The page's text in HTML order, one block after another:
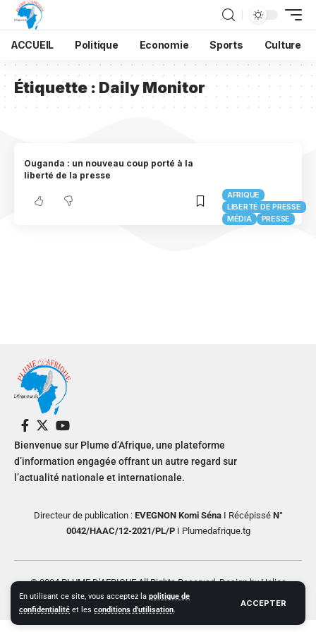
En utilisant ce site, vous acceptez la politique de
confidentialité et les conditions d'utilisation.
ACCEPTER
ACCUEIL Politique Economie Sports Culture
Étiquette : Daily Monitor
AFRIQUE
LIBERTÉ DE PRESSE
MÉDIA
PRESSE
Ouganda : un nouveau coup porté à la
liberté de la presse
Bienvenue sur Plume d’Afrique, une plateforme
d’information engagée offrant un autre regard sur
l’actualité nationale et internationale.
Directeur de publication : EVEGNON Komi SénaI RécépisséN°
0042/HAAC/12-2021/PL/PI Plumedafrique.tg
© 2024 PLUME D’AFRIQUE All Rights Reserved. Design by Helios
Creative